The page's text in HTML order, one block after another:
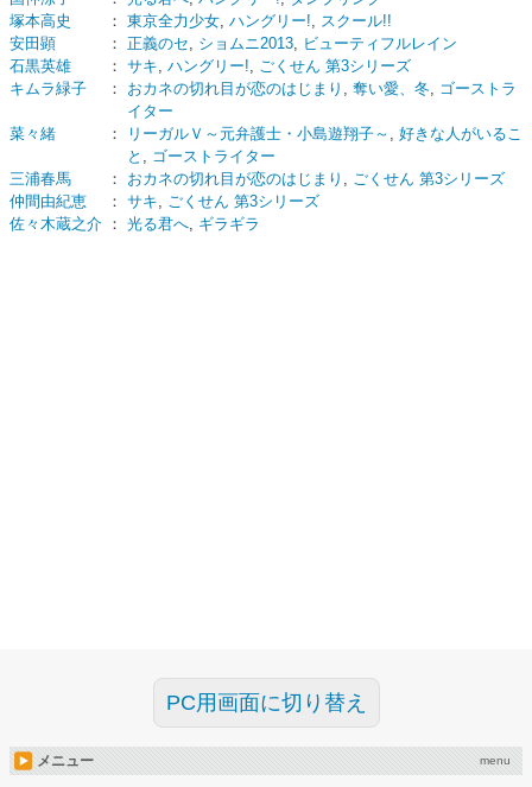
塚本高史
： 東京全力少女, ハングリー!, スクール!!
安田顕
： 正義のセ, ショムニ2013, ビューティフルレイン
石黒英雄
： サキ, ハングリー!, ごくせん 第3シリーズ
キムラ緑子
： おカネの切れ目が恋のはじまり , 奪い愛、冬, ゴーストラ
イター
菜々緒
： リーガルＶ～元弁護士・小島遊翔子～ , 好きな人がいるこ
と , ゴーストライター
三浦春馬
： おカネの切れ目が恋のはじまり , ごくせん 第3シリーズ
仲間由紀恵
： サキ, ごくせん 第3シリーズ
佐々木蔵之介 ： 光る君へ, ギラギラ
PC用画面に切り替え
メニュー menu